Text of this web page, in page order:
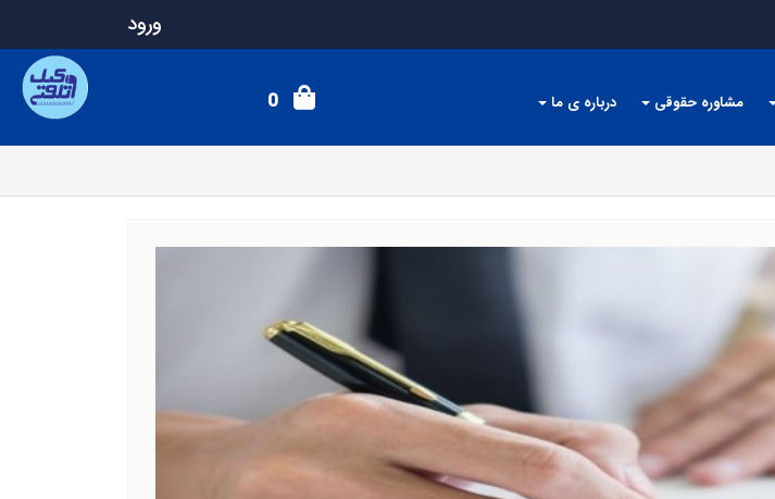
ورود
مشاوره حقوقی درباره ی ما 0